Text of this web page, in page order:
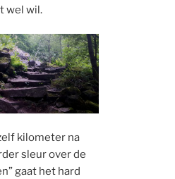
wel wil.
kilometer na
sleur over de
gaat het hard